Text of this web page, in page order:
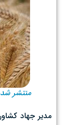
منتشر شده در
مدیر جهاد